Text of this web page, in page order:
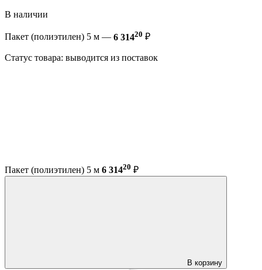
В наличии
Пакет (полиэтилен) 5 м — 6 31420 ₽
Статус товара: выводится из поставок
Пакет (полиэтилен) 5 м 6 31420 ₽
В корзину